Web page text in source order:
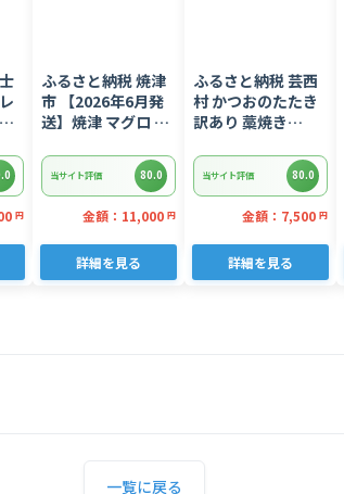
円
ふるさと納税 焼津
市 【2026年6月発
送】焼津 マグロ ネ
ぎとろ(a10-
875202606)
当サイト評価 80.0
金額：11,000 円
詳細を見る
ふるさと納税 芸西
村 かつおのたたき
訳あり 藁焼き
【KYF027】
当サイト評価 80.0
金額：7,500 円
詳細を見る
一覧に戻る